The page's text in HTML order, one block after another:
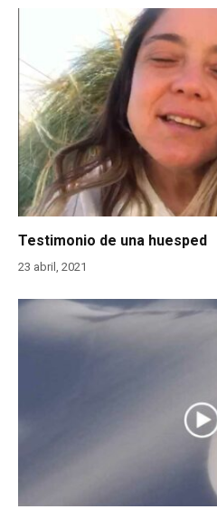
Testimonio de una huesped
23 abril, 2021